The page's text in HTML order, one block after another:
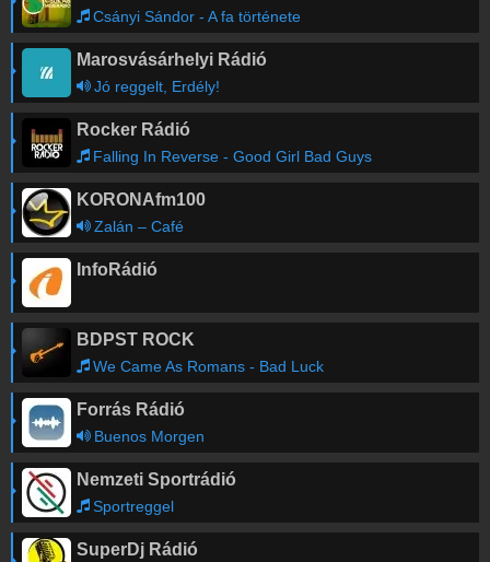
Csányi Sándor - A fa története
Marosvásárhelyi Rádió
Jó reggelt, Erdély!
Rocker Rádió
Falling In Reverse - Good Girl Bad Guys
KORONAfm100
Zalán – Café
InfoRádió
BDPST ROCK
We Came As Romans - Bad Luck
Forrás Rádió
Buenos Morgen
Nemzeti Sportrádió
Sportreggel
SuperDj Rádió